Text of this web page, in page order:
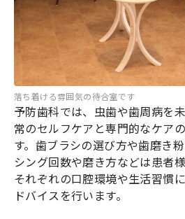
落ち着ける雰囲気の待合室です
予防歯科では、虫歯や歯周病を
常のセルフケアと専門的なケア
す。歯ブラシの選び方や歯磨き
シング回数や磨き方などは患者
それぞれの口腔環境や生活習慣
ドバイスを行います。